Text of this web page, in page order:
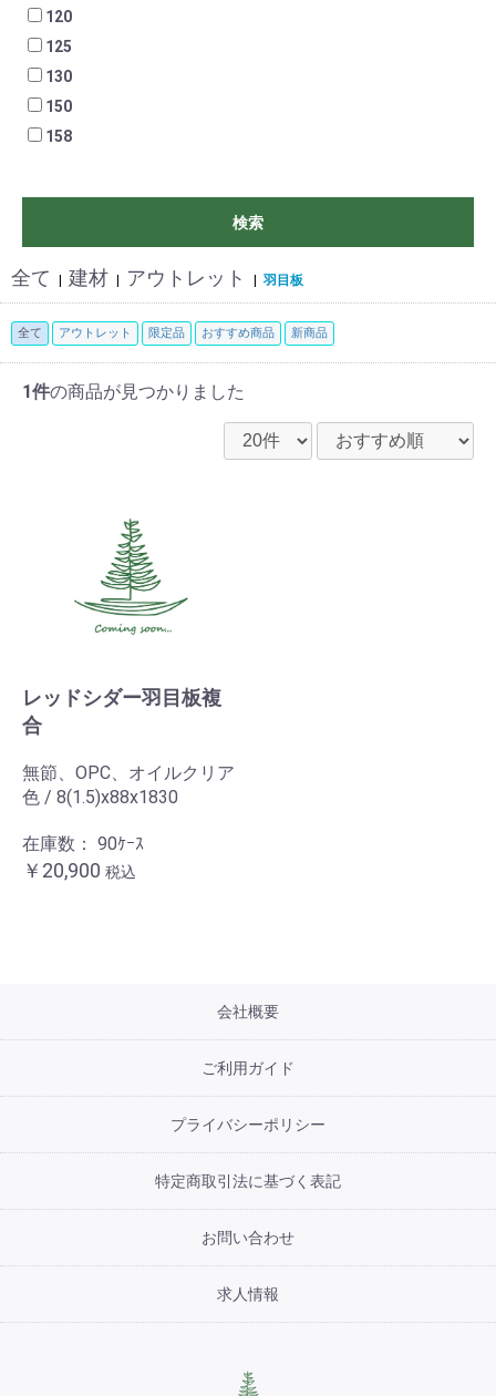
120
125
130
150
158
検索
全て 建材 アウトレット 羽目板
全て アウトレット 限定品 おすすめ商品 新商品
1件の商品が見つかりました
レッドシダー羽目板複
合
無節、OPC、オイルクリア
色 / 8(1.5)x88x1830
在庫数： 90ｹｰｽ
￥20,900
会社概要
ご利用ガイド
プライバシーポリシー
特定商取引法に基づく表記
お問い合わせ
求人情報